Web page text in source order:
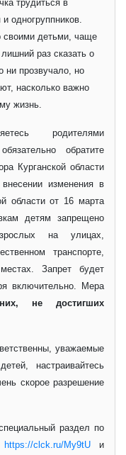
трудиться в
одногруппников.
своими детьми, чаще
раз сказать о
ни прозвучало, но
насколько важно
жизнь.
родителями
обратите
Курганской области
изменения в
области от 16 марта
детям запрещено
на улицах,
транспорте,
Запрет будет
включительно. Мера
не достигших
уважаемые
настраивайтесь
скорое разрешение
раздел по
https://clck.ru/My9tU и